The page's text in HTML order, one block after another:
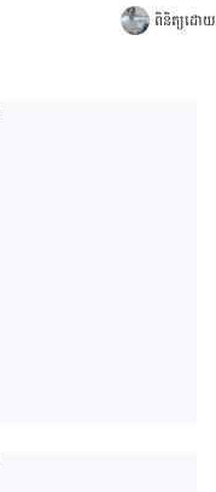
ពិនិត្យដោ